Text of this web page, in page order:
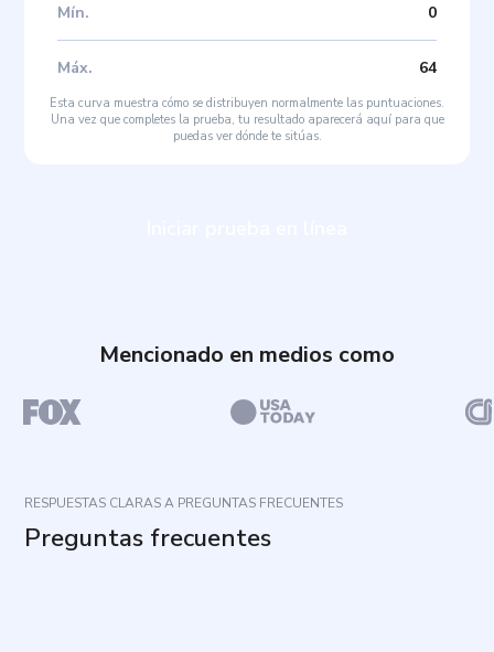
Mín. 0
Máx. 64
Esta curva muestra cómo se distribuyen normalmente las puntuaciones.
Una vez que completes la prueba, tu resultado aparecerá aquí para que
puedas ver dónde te sitúas.
Mencionado en medios como
RESPUESTAS CLARAS A PREGUNTAS FRECUENTES
Preguntas frecuentes